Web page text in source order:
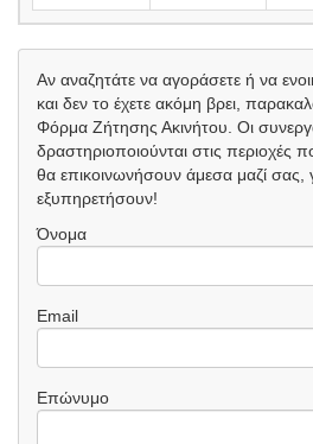
Αν αναζητάτε να αγοράσετε ή να
και δεν το έχετε ακόμη βρει,
Φόρμα Ζήτησης Ακινήτου. Οι
δραστηριοποιούνται στις περιοχές
θα επικοινωνήσουν άμεσα μαζί σας,
εξυπηρετήσουν!
Όνομα
Email
Επώνυμο